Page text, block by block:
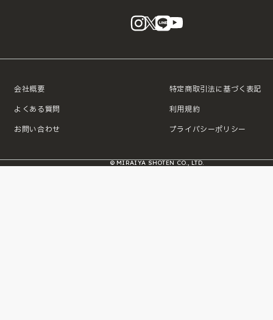
instagram
X LINE
会社概要
よくある質問
お問い合わせ
特定商取引法に基づく表記
利用規約
プライバシーポリシー
© MIRAIYA SHOTEN CO., LTD.